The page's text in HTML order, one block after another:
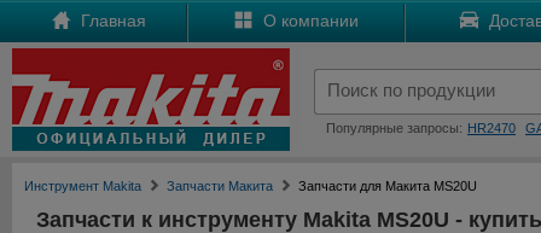
Главная О компании
Популярные запросы: HR2470
Инструмент Makita Запчасти Макита Запчасти для Макита MS20U
Запчасти к инструменту Makita MS20U -